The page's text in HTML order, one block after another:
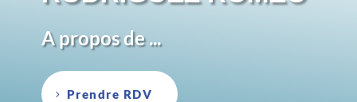
A propos de ...
Prendre RDV